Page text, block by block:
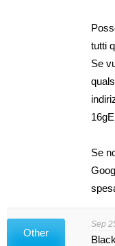
tutti
Se
Se
Other
Sep